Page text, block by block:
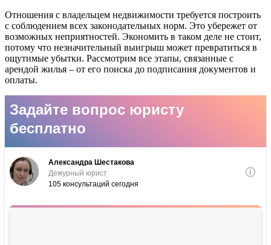
Отношения с владельцем недвижимости требуется построить
с соблюдением всех законодательных норм. Это убережет от
возможных неприятностей. Экономить в таком деле не стоит,
потому что незначительный выигрыш может превратиться в
ощутимые убытки. Рассмотрим все этапы, связанные с
арендой жилья – от его поиска до подписания документов и
оплаты.